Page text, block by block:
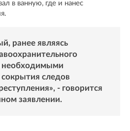
в ванную, где и нанес
ранее являясь
необходимыми
следов
- говорится
заявлении.